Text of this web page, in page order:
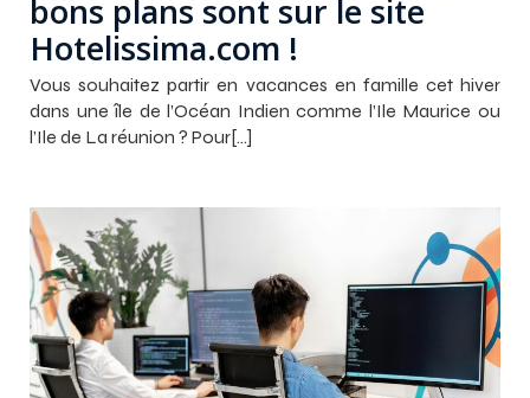
bons plans sont sur le site
Hotelissima.com !
Vous souhaitez partir en vacances en famille cet hiver
dans une île de l’Océan Indien comme l’Ile Maurice ou
l’Ile de La réunion ? Pour[…]